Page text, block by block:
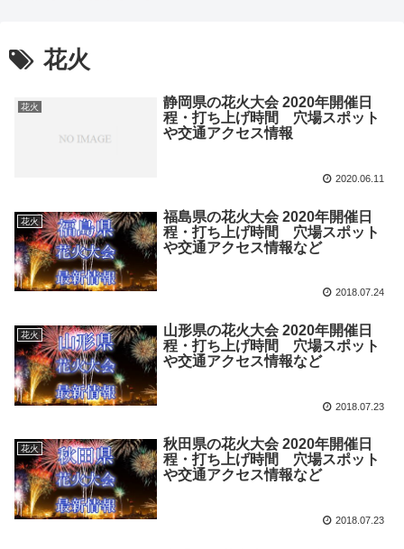
花火
花火
静岡県の花火大会 2020年開催日
程・打ち上げ時間 穴場スポット
や交通アクセス情報
2020.06.11
花火
福島県の花火大会 2020年開催日
程・打ち上げ時間 穴場スポット
や交通アクセス情報など
2018.07.24
花火
山形県の花火大会 2020年開催日
程・打ち上げ時間 穴場スポット
や交通アクセス情報など
2018.07.23
花火
秋田県の花火大会 2020年開催日
程・打ち上げ時間 穴場スポット
や交通アクセス情報など
2018.07.23